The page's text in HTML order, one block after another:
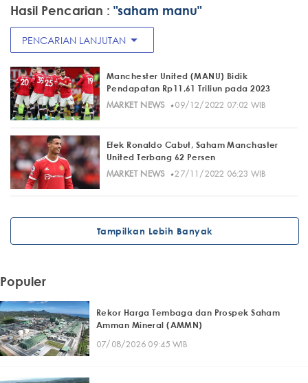
Hasil Pencarian : "saham manu"
PENCARIAN LANJUTAN arrow_drop_down
Manchester United (MANU) Bidik
Pendapatan Rp11,61 Triliun pada 2023
MARKET NEWS· 09/12/2022 07:02 WIB
Efek Ronaldo Cabut, Saham Manchaster
United Terbang 62 Persen
MARKET NEWS· 27/11/2022 06:23 WIB
Tampilkan Lebih Banyak
Populer
Rekor Harga Tembaga dan Prospek Saham
Amman Mineral (AMMN)
07/08/2026 09:45 WIB